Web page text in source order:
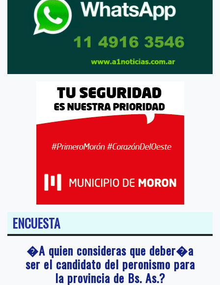
ENCUESTA
�A quien consideras que deber�a
ser el candidato del peronismo para
la provincia de Bs. As.?